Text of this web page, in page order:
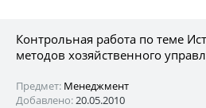
Контрольная работа по теме
методов хозяйственного
Предмет: Менеджмент
Добавлено:20.05.2010